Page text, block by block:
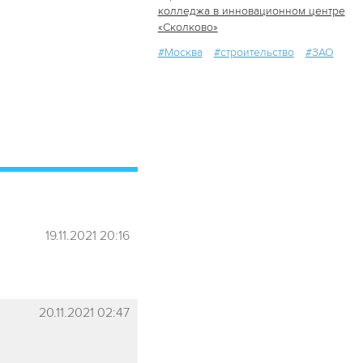
19.11.2021 20:16
20.11.2021 02:47
колледжа в инновационном центре
«Сколково»
#Москва
#строительство #ЗАО